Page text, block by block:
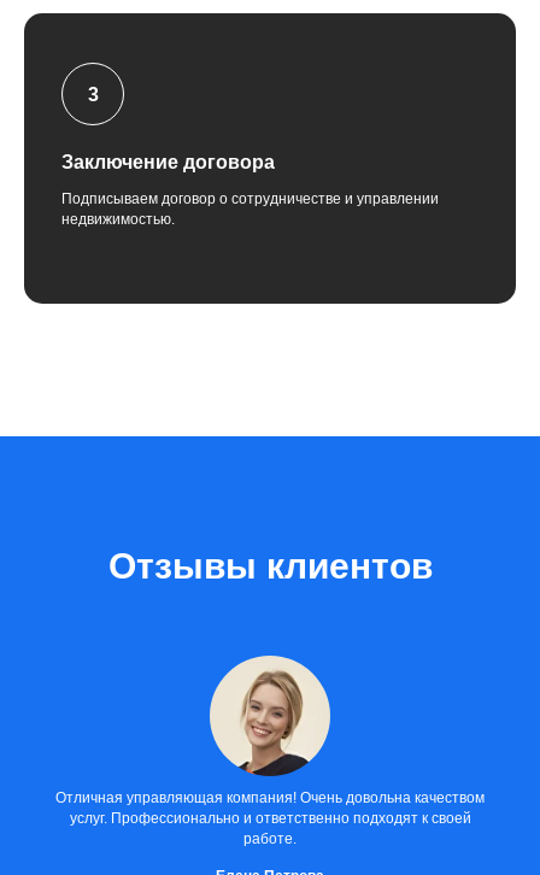
Заключение договора
Подписываем договор о сотрудничестве и управлении
недвижимостью.
Отзывы клиентов
Отличная управляющая компания! Очень довольна качеством
услуг. Профессионально и ответственно подходят к своей
работе.